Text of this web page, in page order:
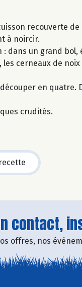
recouverte
à noircir.
dans un grand
les cerneaux de
en
crudités.
contact,
offres, nos